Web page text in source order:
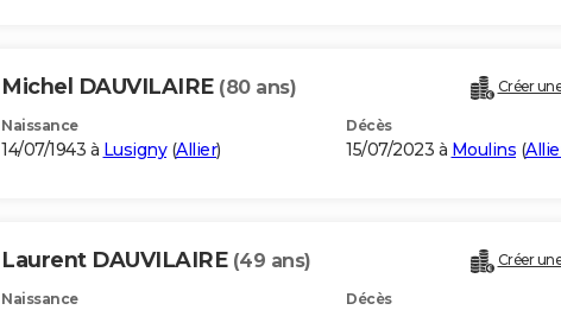
Michel DAUVILAIRE (80 ans) Créer
Naissance
14/07/1943 à Lusigny(Allier)
Décès
15/07/2023 à Moulins (
Laurent DAUVILAIRE (49 ans) Créer
Naissance Décès